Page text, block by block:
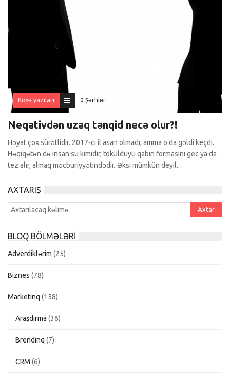
Köşə yazıları 0 Şərhlər
Neqativdən uzaq tənqid necə olur?!
Həyat çox sürətlidir. 2017-ci il asan olmadı, amma o da gəldi keçdi.
Həqiqətən də insan su kimidir, töküldüyü qabın formasını gec ya da
tez alır, almaq məcburiyyətindədir. Əksi mümkün deyil.
AXTARIŞ
BLOQ BÖLMƏLƏRI
Adverdiklərim (25)
Biznes (78)
Marketinq (158)
Araşdırma (36)
Brendinq (7)
CRM (6)